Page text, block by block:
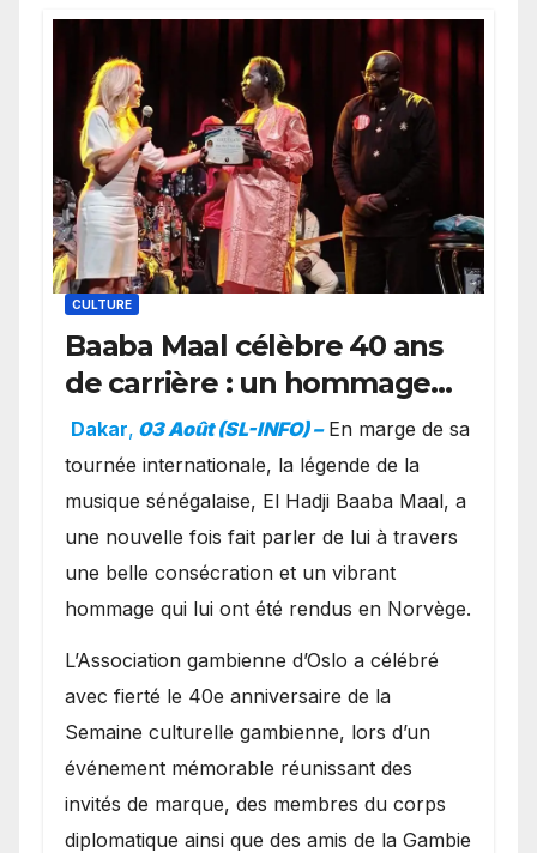
CULTURE
Baaba Maal célèbre 40 ans
de carrière : un hommage
exceptionnel à Oslo en
présence de la famille
royale.
Dakar, 03 Août (SL-INFO) – ​En marge de sa
tournée internationale, la légende de la
musique sénégalaise, El Hadji Baaba Maal, a
une nouvelle fois fait parler de lui à travers
une belle consécration et un vibrant
hommage qui lui ont été rendus en Norvège.
​L’Association gambienne d’Oslo a célébré
avec fierté le 40e anniversaire de la
Semaine culturelle gambienne, lors d’un
événement mémorable réunissant des
invités de marque, des membres du corps
diplomatique ainsi que des amis de la Gambie